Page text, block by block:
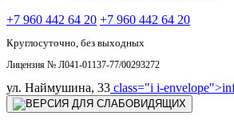
+7 960 442 64 20 +7 960 442 64 20
Круглосуточно, без выходных
Лицензия № Л041-01137-77/00293272
ул. Наймушина, 33 class="i i-envelope">